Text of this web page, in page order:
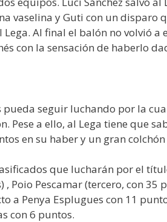
vaselina y Guti con un disparo
Al final el balón no volvió
con la sensación de haberlo
seguir luchando por la
Pese a ello, al Lega tiene que
en su haber y un gran
que lucharán por el
Poio Pescamar (tercero, con
a Penya Esplugues con 11
con 6 puntos.